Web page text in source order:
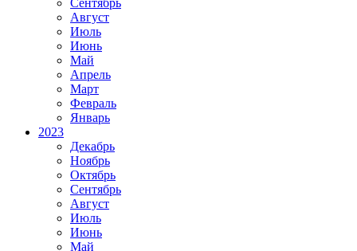
Август
Июль
Июнь
Май
Апрель
Март
Февраль
Январь
2023
Декабрь
Ноябрь
Октябрь
Сентябрь
Август
Июль
Июнь
Май